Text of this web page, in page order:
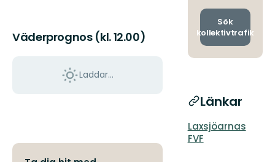
Väderprognos (kl. 12.00)
Laddar...
och
Sök
kollektivtrafik
Länkar
Laxsjöarnas
FVF